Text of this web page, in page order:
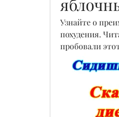
Узнайте о
похудения.
пробовали